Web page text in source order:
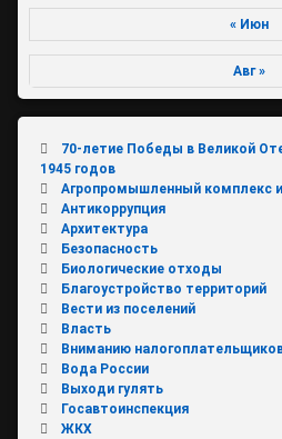
« Июн
Авг »
70-летие Победы в Великой
1945 годов
Агропромышленный комплекс
Антикоррупция
Архитектура
Безопасность
Биологические отходы
Благоустройство территорий
Вести из поселений
Власть
Вниманию
Вода России
Выходи гулять
Госавтоинспекция
ЖКХ